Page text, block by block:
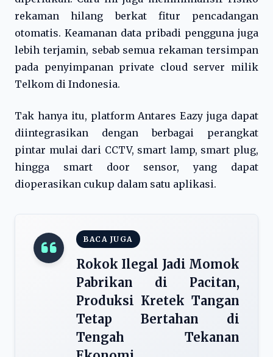
rekaman hilang berkat fitur pencadangan
otomatis. Keamanan data pribadi pengguna juga
lebih terjamin, sebab semua rekaman tersimpan
pada penyimpanan private cloud server milik
Telkom di Indonesia.
Tak hanya itu, platform Antares Eazy juga dapat
diintegrasikan dengan berbagai perangkat
pintar mulai dari CCTV, smart lamp, smart plug,
hingga smart door sensor, yang dapat
dioperasikan cukup dalam satu aplikasi.
BACA JUGA
Rokok Ilegal Jadi Momok
Pabrikan di Pacitan,
Produksi Kretek Tangan
Tetap Bertahan di
Tengah Tekanan